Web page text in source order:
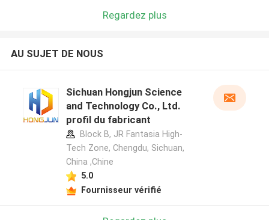
Regardez plus
AU SUJET DE NOUS
Sichuan Hongjun Science
and Technology Co., Ltd.
profil du fabricant
Block B, JR Fantasia High-
Tech Zone, Chengdu, Sichuan,
China ,Chine
5.0
Fournisseur vérifié